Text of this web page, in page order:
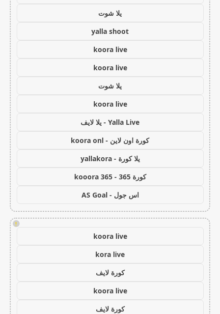
يلا شوت
yalla shoot
koora live
koora live
يلا شوت
koora live
Yalla Live - يلا لايف
كورة اون لاين - koora onl
يلا كورة - yallakora
كورة 365 - kooora 365
اس جول - AS Goal
!
koora live
kora live
كورة لايف
koora live
كورة لايف